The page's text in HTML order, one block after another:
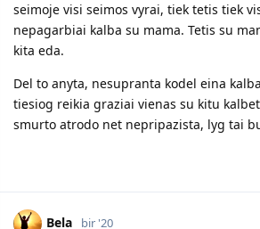
seimoje visi seimos vyrai, tiek tetis tiek
nepagarbiai kalba su mama. Tetis su
kita eda.
Del to anyta, nesupranta kodel eina
tiesiog reikia graziai vienas su kitu
smurto atrodo net nepripazista, lyg tai
Bela bir '20